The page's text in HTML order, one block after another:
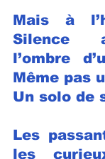
Mais à
Silence
l’ombre
Même pas
Un solo de
Les
les